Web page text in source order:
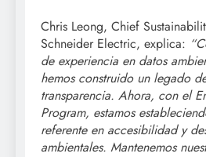
Chris Leong, Chief
Schneider Electric, explica:
de experiencia en datos
hemos construido un legado
transparencia. Ahora, con el
Program, estamos
referente en accesibilidad y
ambientales. Mantenemos